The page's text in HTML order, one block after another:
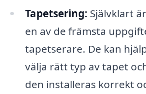
Tapetsering: Självklart
en av de främsta
tapetserare. De kan
välja rätt typ av tapet
den installeras korrekt